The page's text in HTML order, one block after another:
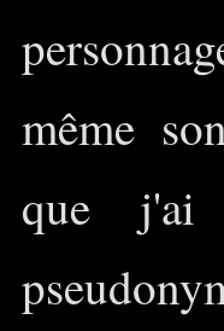
même
que j'ai